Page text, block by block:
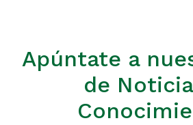
Apúntate a
de